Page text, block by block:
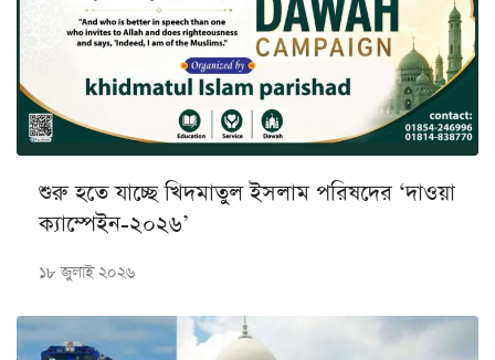
শুরু হতে যাচ্ছে খিদমাতুল ইসলাম পরিষদের ‘দাওয়া
ক্যাম্পেইন-২০২৬’
১৮ জুলাই ২০২৬